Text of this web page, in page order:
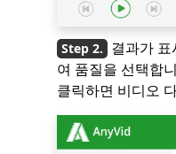
결과가
여 품질을 선택합
클릭하면 비디오